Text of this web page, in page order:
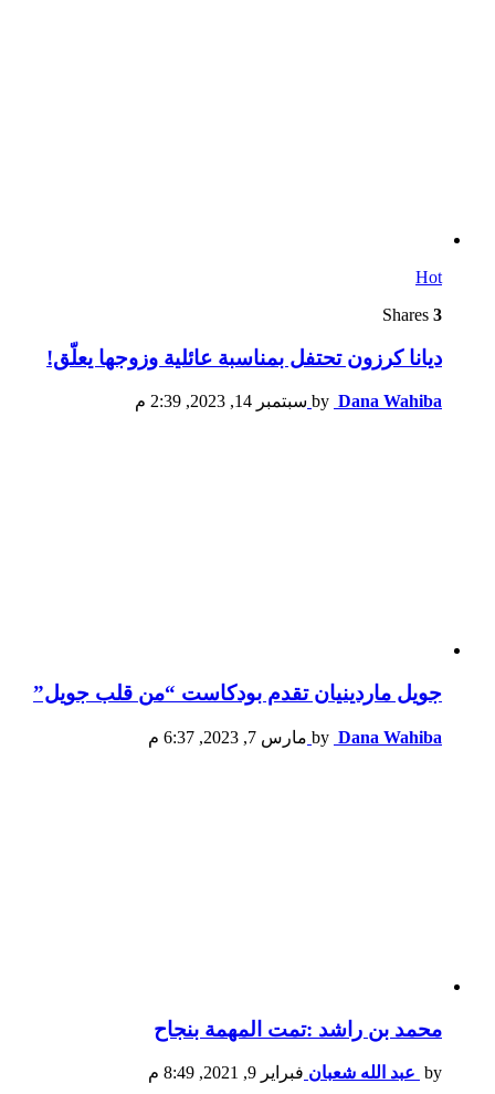
Hot
3
ديانا كرزون تحتفل بمناسبة عائلية وزوجها يعلّق!
by Dana Wahiba سبتمبر 14, 2023, 2:39 م
جويل ماردينيان تقدم بودكاست “من قلب جويل”
by Dana Wahiba مارس 7, 2023, 6:37 م
محمد بن راشد :تمت المهمة بنجاح
by عبد الله شعبان فبراير 9, 2021, 8:49 م